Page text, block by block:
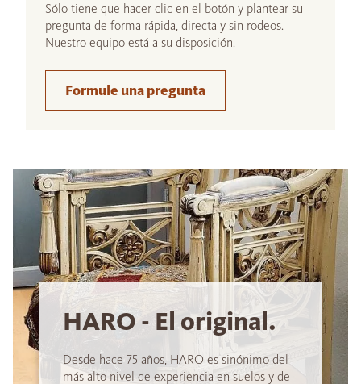
Sólo tiene que hacer clic en el botón y plantear su
pregunta de forma rápida, directa y sin rodeos.
Nuestro equipo está a su disposición.
Formule una pregunta
HARO - El original.
Desde hace 75 años, HARO es sinónimo del
más alto nivel de experiencia en suelos y de